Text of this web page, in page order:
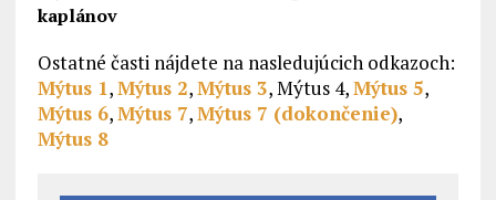
kaplánov
Ostatné časti nájdete na nasledujúcich odkazoch:
Mýtus 1,Mýtus 2,Mýtus 3, Mýtus 4,Mýtus 5,
Mýtus 6,Mýtus 7,Mýtus 7 (dokončenie),
Mýtus 8